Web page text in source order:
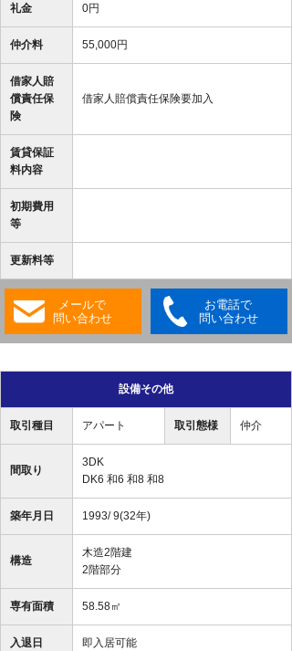
礼金 0円
仲介料 55,000円
借家人賠
償責任保
険
借家人賠償責任保険要加入
賃貸保証
料内容
初期費用
等
更新料等
メールで
問い合わせ
お電話で
問い合わせ
設備その他
取引種目 アパート 取引態様 仲介
間取り
3DK
DK6 和6 和8 和8
築年月日 1993/ 9(32年)
構造
木造2階建
2階部分
専有面積 58.58㎡
入退日 即入居可能